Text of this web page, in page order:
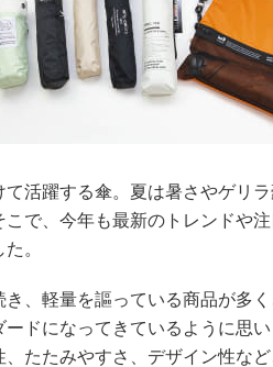
て活躍する傘。夏は暑さやゲリ
こで、今年も最新のトレンドや
。
き、軽量を謳っている商品が多
ードになってきているように思
たたみやすさ、デザイン性な